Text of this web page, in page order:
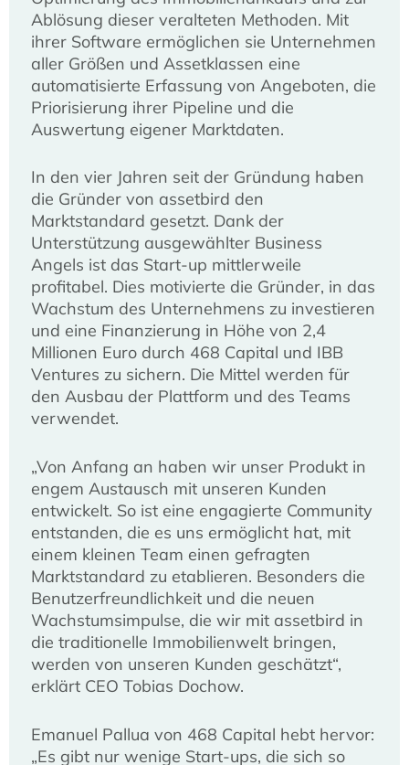
Ablösung dieser veralteten Methoden. Mit
ihrer Software ermöglichen sie Unternehmen
aller Größen und Assetklassen eine
automatisierte Erfassung von Angeboten, die
Priorisierung ihrer Pipeline und die
Auswertung eigener Marktdaten.
In den vier Jahren seit der Gründung haben
die Gründer von assetbird den
Marktstandard gesetzt. Dank der
Unterstützung ausgewählter Business
Angels ist das Start-up mittlerweile
profitabel. Dies motivierte die Gründer, in das
Wachstum des Unternehmens zu investieren
und eine Finanzierung in Höhe von 2,4
Millionen Euro durch 468 Capital und IBB
Ventures zu sichern. Die Mittel werden für
den Ausbau der Plattform und des Teams
verwendet.
„Von Anfang an haben wir unser Produkt in
engem Austausch mit unseren Kunden
entwickelt. So ist eine engagierte Community
entstanden, die es uns ermöglicht hat, mit
einem kleinen Team einen gefragten
Marktstandard zu etablieren. Besonders die
Benutzerfreundlichkeit und die neuen
Wachstumsimpulse, die wir mit assetbird in
die traditionelle Immobilienwelt bringen,
werden von unseren Kunden geschätzt“,
erklärt CEO Tobias Dochow.
Emanuel Pallua von 468 Capital hebt hervor:
„Es gibt nur wenige Start-ups, die sich so